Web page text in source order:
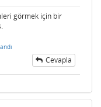
görmek için bir
Cevapla